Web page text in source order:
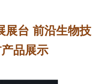
展台 前沿生物技
品展示